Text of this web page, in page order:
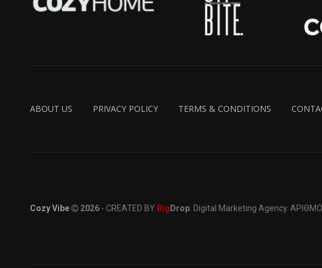
ABOUT US PRIVACY POLICY TERMS & CONDITIONS
Cozy Vibe 2026 - CREATED BY Big Drop . Digital Marketing Agency.